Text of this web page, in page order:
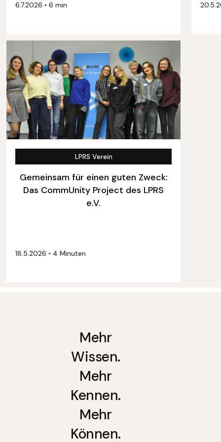
6.7.2026 •6 min
LPRS Verein
Gemeinsam für einen guten Zweck:
Das CommUnity Project des LPRS
e.V.
18.5.2026 • 4 Minuten
Mehr
Wissen.
Mehr
Kennen.
Mehr
Können.